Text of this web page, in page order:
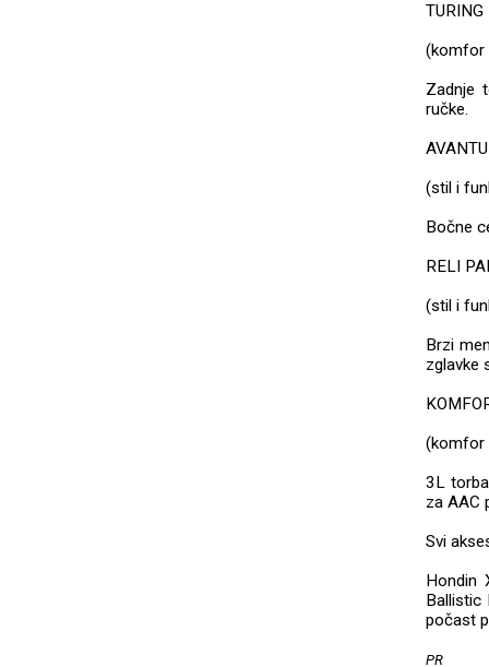
TURING
(komfor
Zadnje
ručke.
(stil i
Bočne
RELI
(stil i
Brzi
zglavke
(komfor
3L
za AAC
Svi
Hondin
Ballistic
počast
PR